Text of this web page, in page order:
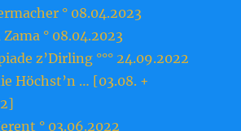
° 08.04.2023
° 08.04.2023
z’Dirling °°° 24.09.2022
Höchst’n … [03.08. +
° 03.06.2022